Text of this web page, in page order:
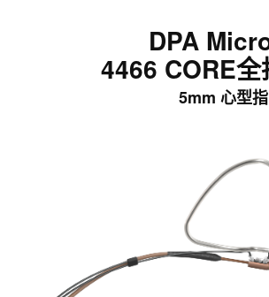
DPA
4466 CORE
5mm 心型